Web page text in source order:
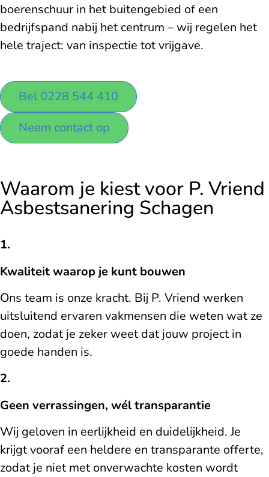
boerenschuur in het buitengebied of een
bedrijfspand nabij het centrum – wij regelen het
hele traject: van inspectie tot vrijgave.
Bel 0228 544 410
Neem contact op
Waarom je kiest voor P. Vriend
Asbestsanering Schagen
1.
Kwaliteit waarop je kunt bouwen
Ons team is onze kracht. Bij P. Vriend werken
uitsluitend ervaren vakmensen die weten wat ze
doen, zodat je zeker weet dat jouw project in
goede handen is.
2.
Geen verrassingen, wél transparantie
Wij geloven in eerlijkheid en duidelijkheid. Je
krijgt vooraf een heldere en transparante offerte,
zodat je niet met onverwachte kosten wordt